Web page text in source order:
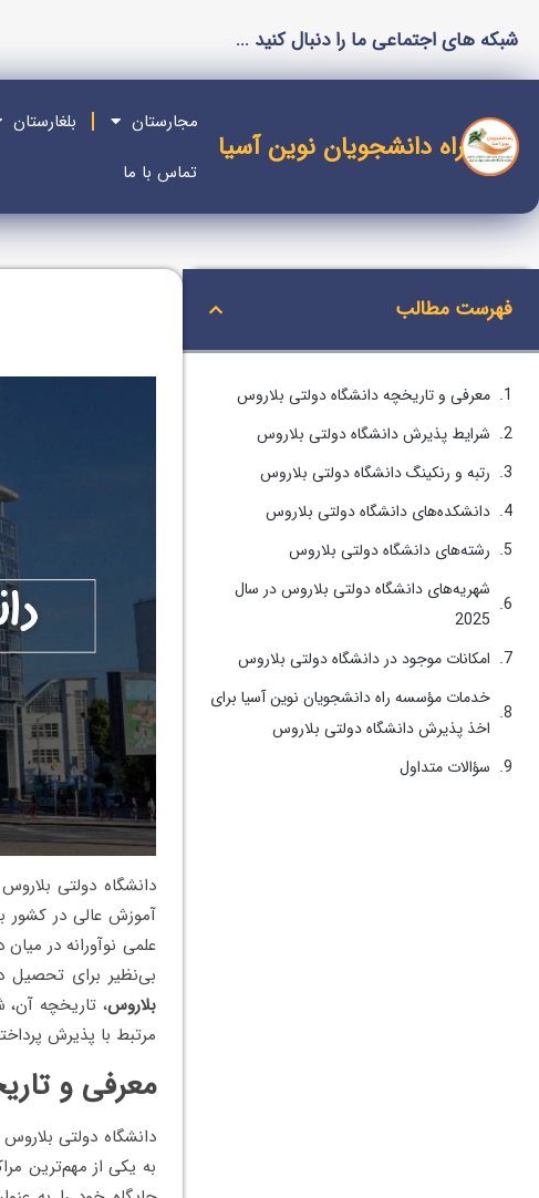
شبکه های اجتماعی ما را دنبال کنید ...
راه دانشجویان نوین آسیا
مجارستان بلغارستان
تماس با ما
فهرست مطالب
معرفی و تاریخچه دانشگاه دولتی بلاروس
شرایط پذیرش دانشگاه دولتی بلاروس
رتبه و رنکینگ دانشگاه دولتی بلاروس
دانشکده‌های دانشگاه دولتی بلاروس
رشته‌های دانشگاه دولتی بلاروس
شهریه‌های دانشگاه دولتی بلاروس در سال
2025
امکانات موجود در دانشگاه دولتی بلاروس
خدمات مؤسسه راه دانشجویان نوین آسیا برای
اخذ پذیرش دانشگاه دولتی بلاروس
سؤالات متداول
آموزش عالی در کشور
بی‌نظیر برای تحصیل
بلاروس، تاریخچه
مرتبط با پذیرش
معرفی و
به یکی از مهم‌ترین